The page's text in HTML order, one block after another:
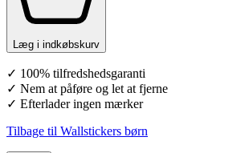
Læg i indkøbskurv
✓ 100% tilfredshedsgaranti
✓ Nem at påføre og let at fjerne
✓ Efterlader ingen mærker
Tilbage til Wallstickers børn